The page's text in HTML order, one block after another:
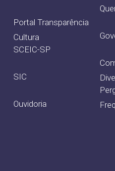
Portal Transparência
Cultura
SCEIC-SP
SIC
Ouvidoria